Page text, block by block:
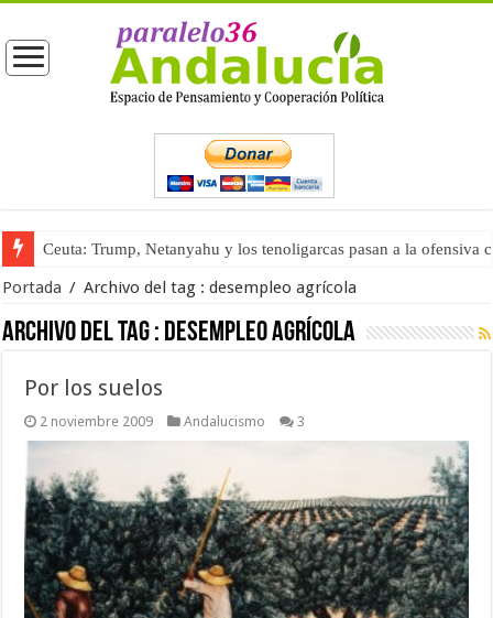
Ceuta: Trump, Netanyahu y los tenoligarcas pasan a la ofensiva
Portada / Archivo del tag :desempleo agrícola
Archivo del tag : desempleo agrícola
Por los suelos
2 noviembre 2009 Andalucismo 3